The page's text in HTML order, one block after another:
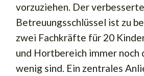
vorzuziehen. Der verbesserte
Betreuungsschlüssel ist zu
zwei Fachkräfte für 20
und Hortbereich immer noch
wenig sind. Ein zentrales